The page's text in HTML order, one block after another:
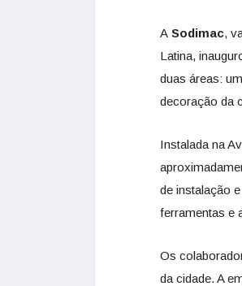
A Sodimac,
Latina,
duas áreas:
decoração da
Instalada na
de instalação
ferramentas e
Os
da cidade. A